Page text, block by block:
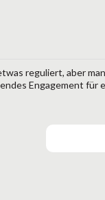
reguliert, aber
Engagement für